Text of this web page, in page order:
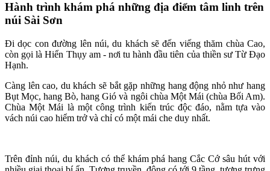
Hành trình khám phá những địa điểm tâm linh trên
núi Sài Sơn
Đi dọc con đường lên núi, du khách sẽ đến viếng thăm chùa Cao,
còn gọi là Hiển Thụy am - nơi tu hành đầu tiên của thiền sư Từ Đạo
Hạnh.
Càng lên cao, du khách sẽ bắt gặp những hang động nhỏ như hang
Bụt Mọc, hang Bò, hang Gió và ngôi chùa Một Mái (chùa Bối Am).
Chùa Một Mái là một công trình kiến trúc độc đáo, nằm tựa vào
vách núi cao hiểm trở và chỉ có một mái che duy nhất.
Trên đỉnh núi, du khách có thể khám phá hang Cắc Cớ sâu hút với